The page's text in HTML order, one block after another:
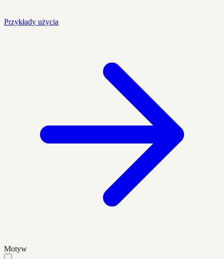
Przykłady użycia
Motyw